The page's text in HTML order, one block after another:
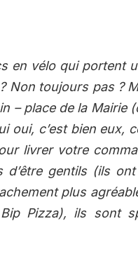
en vélo qui portent
Non toujours pas ?
– place de la Mairie
oui, c’est bien eux,
livrer votre
gentils (ils
plus
Pizza), ils sont